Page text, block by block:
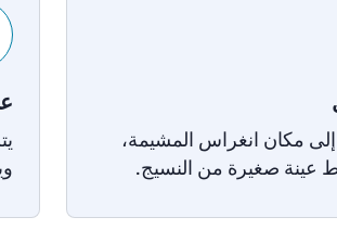
مكان انغراس المشيمة،
عينة صغيرة من النسيج.